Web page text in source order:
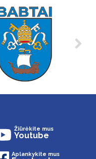
Žiūrėkite mus
Youtube
Aplankykite mus